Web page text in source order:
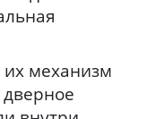
механизм